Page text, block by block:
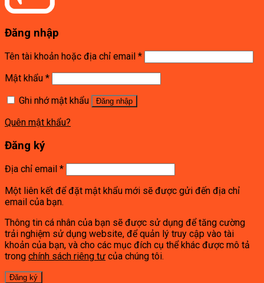
Đăng nhập
Tên tài khoản hoặc địa chỉ email *
Mật khẩu *
Ghi nhớ mật khẩu
Đăng nhập
Quên mật khẩu?
Đăng ký
Địa chỉ email *
Một liên kết để đặt mật khẩu mới sẽ được gửi đến địa chỉ
email của bạn.
Thông tin cá nhân của bạn sẽ được sử dụng để tăng cường
trải nghiệm sử dụng website, để quản lý truy cập vào tài
khoản của bạn, và cho các mục đích cụ thể khác được mô tả
trong chính sách riêng tư của chúng tôi.
Đăng ký